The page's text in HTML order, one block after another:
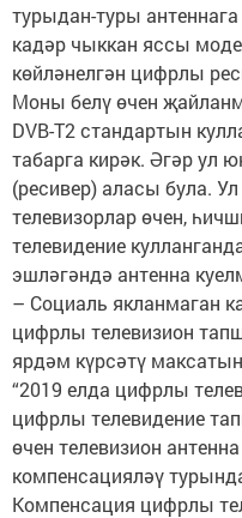
турыдан-туры
кадәр чыккан яссы
көйләнелгән цифрлы
Моны белү өчен
DVB-T2 стандартын
табарга кирәк. Әгәр ул
(ресивер) аласы була.
телевизорлар өчен,
телевидение
эшләгәндә антенна
– Социаль якланмаган
цифрлы телевизион
ярдәм күрсәтү
“2019 елда цифрлы
цифрлы телевидение
өчен телевизион
компенсацияләү
Компенсация цифрлы